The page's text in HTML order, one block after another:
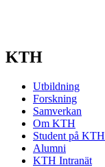
KTH
Utbildning
Forskning
Samverkan
Om KTH
Student på KTH
Alumni
KTH Intranät